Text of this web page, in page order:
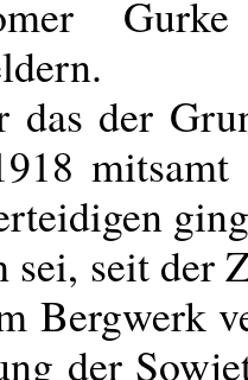
der
mitsamt
sei, seit der
Bergwerk
der